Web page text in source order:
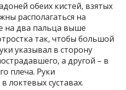
обеих кистей, взятых
располагаться на
на два пальца выше
так, чтобы большой
указывал в сторону
а другой – в
плеча. Руки
локтевых суставах.